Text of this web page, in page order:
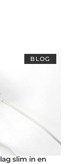
BLOG
slim in en